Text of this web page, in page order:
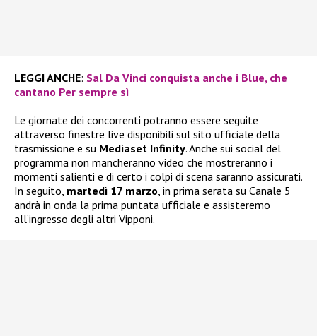
LEGGI ANCHE: Sal Da Vinci conquista anche i Blue, che
cantano Per sempre sì
Le giornate dei concorrenti potranno essere seguite
attraverso finestre live disponibili sul sito ufficiale della
trasmissione e su Mediaset Infinity. Anche sui social del
programma non mancheranno video che mostreranno i
momenti salienti e di certo i colpi di scena saranno assicurati.
In seguito, martedì 17 marzo, in prima serata su Canale 5
andrà in onda la prima puntata ufficiale e assisteremo
all’ingresso degli altri Vipponi.